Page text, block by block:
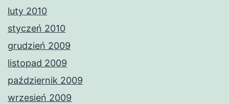
luty 2010
styczeń 2010
grudzień 2009
listopad 2009
październik 2009
wrzesień 2009